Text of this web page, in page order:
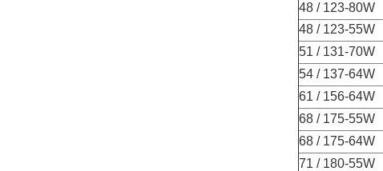
48 / 123-80W
48 / 123-55W
51 / 131-70W
54 / 137-64W
61 / 156-64W
68 / 175-55W
68 / 175-64W
71 / 180-55W